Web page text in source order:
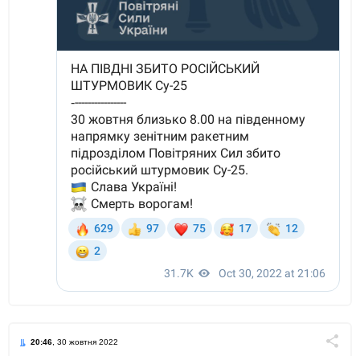
20:46, 30 жовтня 2022